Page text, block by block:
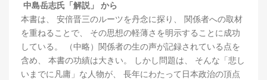
中島岳志氏「解説」 から
本書は、 安倍晋三のルーツを丹念に探り、 関係者への取材
を重ねることで、 その思想の軽薄さを明示することに成功
している。 （中略）関係者の生の声が記録されている点を
含め、 本書の功績は大きい。 しかし問題は、 そんな「悲し
いまでに凡庸」な人物が、 長年にわたって日本政治の頂点